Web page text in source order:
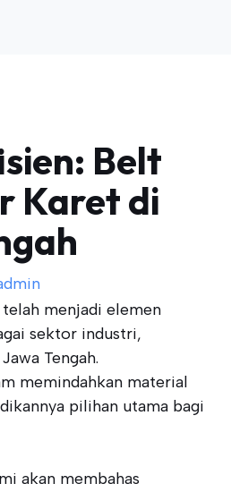
Belt
Karet di
menjadi elemen
sektor industri,
Tengah.
memindahkan material
pilihan utama bagi
akan membahas